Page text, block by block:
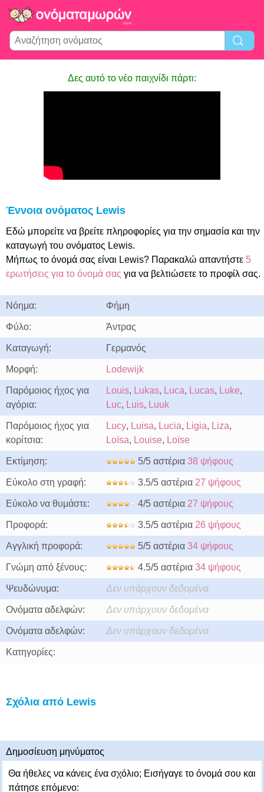
Δες αυτό το νέο παιχνίδι πάρτι:
Έννοια ονόματος Lewis
Εδώ μπορείτε να βρείτε πληροφορίες για την σημασία και την
καταγωγή του ονόματος Lewis.
Μήπως το όνομά σας είναι Lewis? Παρακαλώ απαντήστε 5
ερωτήσεις για το όνομά σας για να βελτιώσετε το προφίλ σας.
Νόημα: Φήμη
Φύλο: Άντρας
Καταγωγή: Γερμανός
Μορφή: Lodewijk
Παρόμοιος ήχος για
αγόρια:
Louis, Lukas, Luca, Lucas, Luke,
Luc, Luis, Luuk
Παρόμοιος ήχος για
κορίτσια:
Lucy, Luisa, Lucia, Ligia, Liza,
Loïsa, Louise, Loïse
Εκτίμηση: 5/5 αστέρια 38 ψήφους
Εύκολο στη γραφή: 3.5/5 αστέρια 27 ψήφους
Εύκολο να θυμάστε: 4/5 αστέρια 27 ψήφους
Προφορά: 3.5/5 αστέρια 26 ψήφους
Αγγλική προφορά: 5/5 αστέρια 34 ψήφους
Γνώμη από ξένους: 4.5/5 αστέρια 34 ψήφους
Ψευδώνυμα: Δεν υπάρχουν δεδομένα
Ονόματα αδελφών: Δεν υπάρχουν δεδομένα
Ονόματα αδελφών: Δεν υπάρχουν δεδομένα
Κατηγορίες:
Σχόλια από Lewis
Δημοσίευση μηνύματος
Θα ήθελες να κάνεις ένα σχόλιο; Εισήγαγε το όνομά σου και
πάτησε επόμενο: